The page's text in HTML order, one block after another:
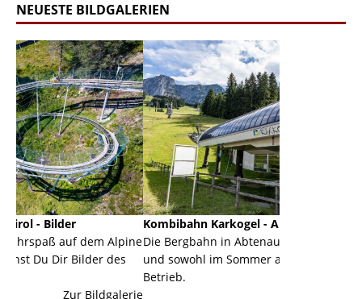
NEUESTE BILDGALERIEN
Alpine
des
Kombibahn Karkogel - Abtenau - Salzburg
Die Bergbahn in Abtenau ist eine Kombibahn
und sowohl im Sommer als auch im Winter in